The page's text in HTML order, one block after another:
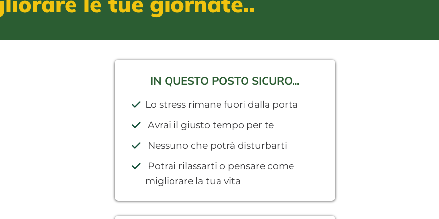
IN QUESTO POSTO SICURO...
Lo stress rimane fuori dalla porta
Avrai il giusto tempo per te
Nessuno che potrà disturbarti
Potrai rilassarti o pensare come
migliorare la tua vita